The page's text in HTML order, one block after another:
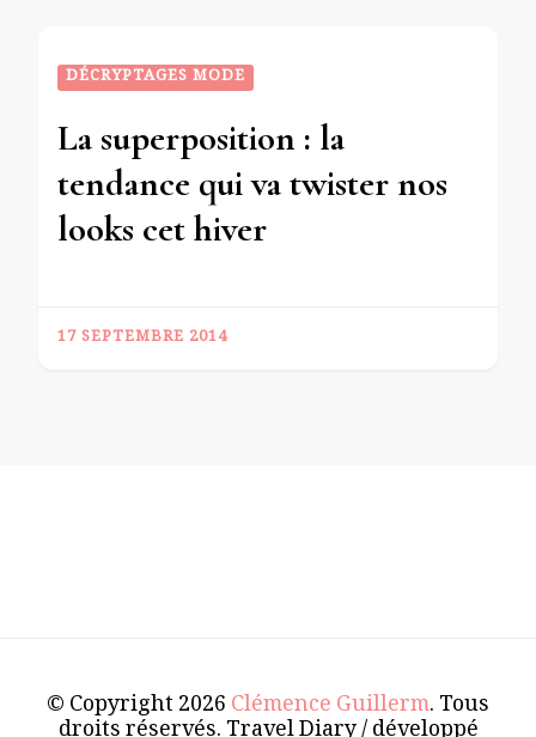
DÉCRYPTAGES MODE
La superposition : la
tendance qui va twister nos
looks cet hiver
17 SEPTEMBRE 2014
© Copyright 2026 Clémence Guillerm. Tous